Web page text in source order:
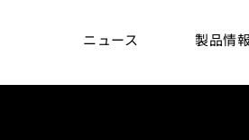
ニュース 製品情報